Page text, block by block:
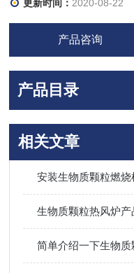
更新时间： 2020-08-22
产品咨询
产品目录
相关文章
安装生物质颗粒燃
生物质颗粒热风炉产
简单介绍一下生物